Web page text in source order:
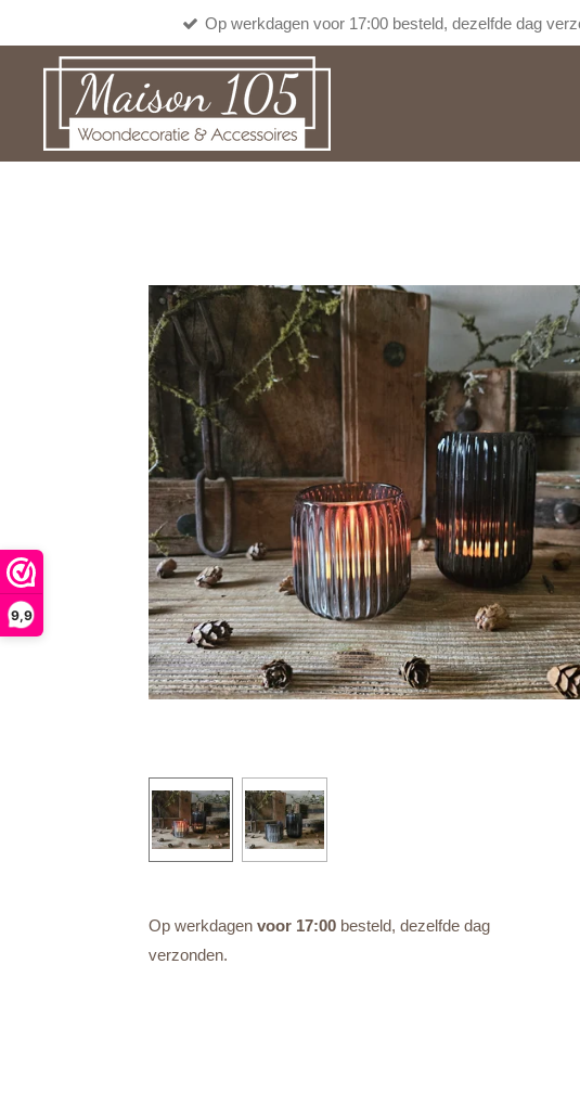
9,9
hoofdinhoud
Op werkdagen voor 17:00 besteld, dezelfde dag
Op werkdagen voor 17:00 besteld, dezelfde dag
verzonden.